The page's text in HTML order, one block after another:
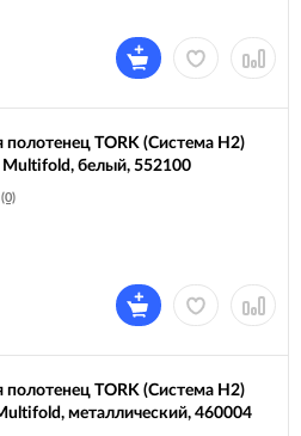
полотенец TORK (Система H2)
Multifold, белый, 552100
(0)
полотенец TORK (Система H2)
металлический, 460004